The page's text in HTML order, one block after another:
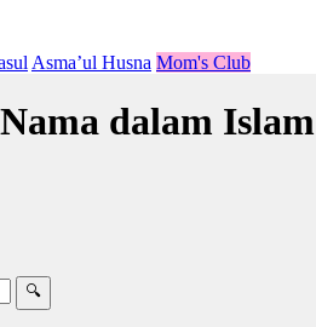
Asma’ul Husna Mom's Club
dalam Islam